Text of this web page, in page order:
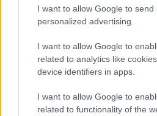
I want to allow Google to send
personalized advertising.
I want to allow Google to
related to analytics like
device identifiers in apps.
I want to allow Google to
related to functionality of the
κατάσταση γινόταν όλο
Νωρίς το επόμενο πρωί,
Χριστούγεννα, ο Γάλλος
Εσωτερικών έλαβε μία
μυστικός πράκτορας τον
οι τρομοκράτες
αεροπλάνο στονΠύργο